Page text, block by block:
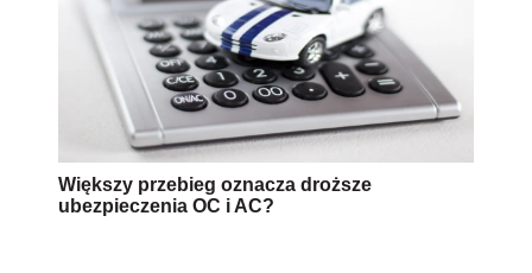
Większy przebieg oznacza droższe
ubezpieczenia OC i AC?